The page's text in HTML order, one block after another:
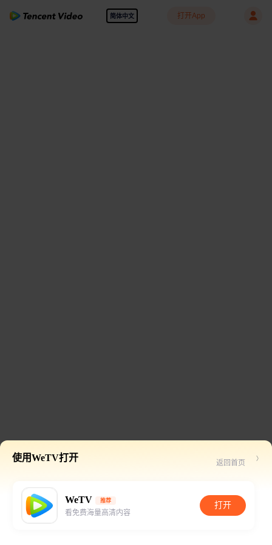
简体中文 打开App
使用WeTV打开 返回首页
WeTV 推荐
看免费海量高清内容
打开